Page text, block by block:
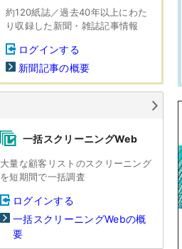
約120紙誌／過去40年以上にわた
り収録した新聞・雑誌記事情報
ログインする
新聞記事の概要
一括スクリーニングWeb
大量な顧客リストのスクリーニング
を短期間で一括調査
ログインする
一括スクリーニングWebの概
要